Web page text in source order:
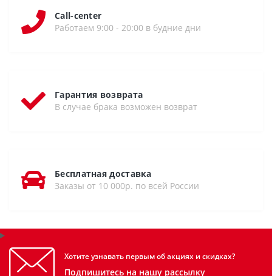
Call-center
Работаем 9:00 - 20:00 в будние дни
Гарантия возврата
В случае брака возможен возврат
Бесплатная доставка
Заказы от 10 000р. по всей России
Хотите узнавать первым об акциях и скидках?
Подпишитесь на нашу рассылку